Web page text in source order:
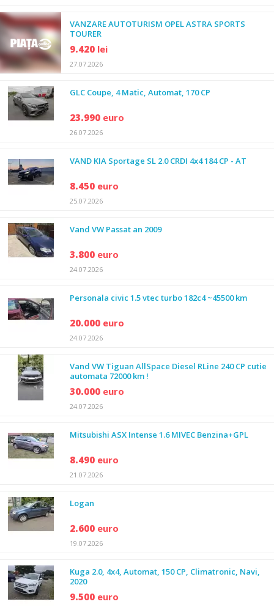
VANZARE AUTOTURISM OPEL ASTRA SPORTS
TOURER
9.420 lei
27.07.2026
GLC Coupe, 4 Matic, Automat, 170 CP
23.990 euro
26.07.2026
VAND KIA Sportage SL 2.0 CRDI 4x4 184 CP - AT
8.450 euro
25.07.2026
Vand VW Passat an 2009
3.800 euro
24.07.2026
Personala civic 1.5 vtec turbo 182c4 ~45500 km
20.000 euro
24.07.2026
Vand VW Tiguan AllSpace Diesel RLine 240 CP cutie
automata 72000 km !
30.000 euro
24.07.2026
Mitsubishi ASX Intense 1.6 MIVEC Benzina+GPL
8.490 euro
21.07.2026
Logan
2.600 euro
19.07.2026
Kuga 2.0, 4x4, Automat, 150 CP, Climatronic, Navi,
2020
9.500 euro